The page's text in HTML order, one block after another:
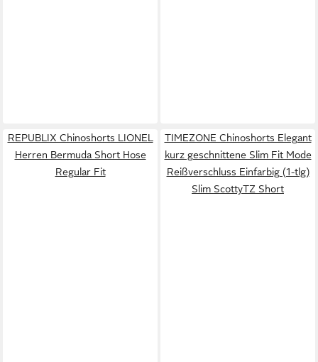
REPUBLIX Chinoshorts LIONEL
Herren Bermuda Short Hose
Regular Fit
TIMEZONE Chinoshorts Elegant
kurz geschnittene Slim Fit Mode
Reißverschluss Einfarbig (1-tlg)
Slim ScottyTZ Short